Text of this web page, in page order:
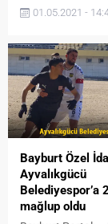
Türk, 1 Mayıs
hazırladıkları
Hak İşçi
Konfederasyonu
Bayburt İl
Türk, emekçilerin
Emek ve
kutladığı bildiride
yer verdi:
Uluslararası Birlik,
ve...
01.05.2021 -
Bayburt Özel
Ayvalıkgücü
Belediyespor’a
mağlup oldu